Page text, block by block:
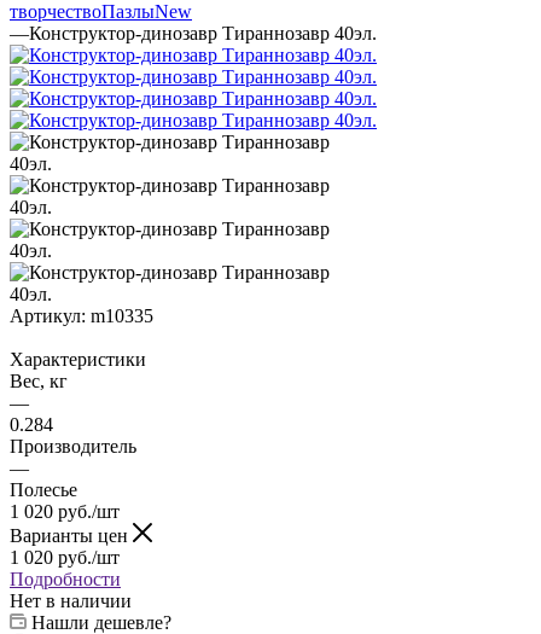
творчествоПазлыNew
—Конструктор-динозавр Тираннозавр 40эл.
Артикул: m10335
Характеристики
Вес, кг
—
0.284
Производитель
—
Полесье
1 020 руб./шт
Варианты цен
1 020 руб./шт
Подробности
Нет в наличии
Нашли дешевле?